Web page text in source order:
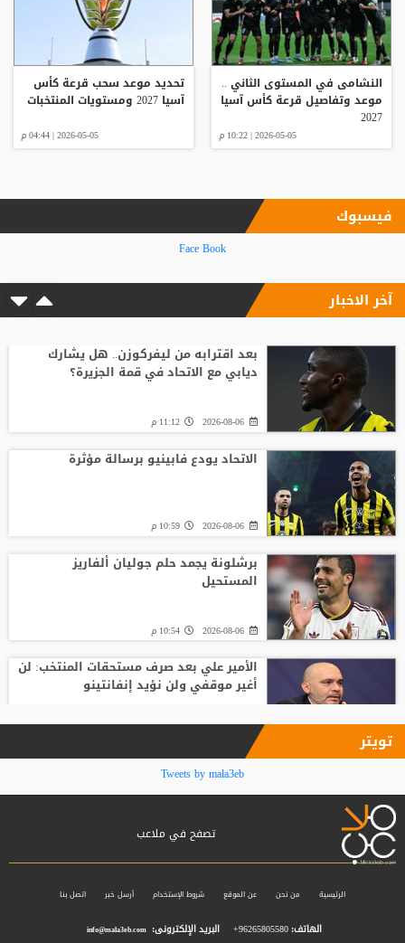
النشامى في المستوى الثاني ..
موعد وتفاصيل قرعة كأس آسيا
2027
2026-05-05 | 10:22 م
تحديد موعد سحب قرعة كأس
آسيا 2027 ومستويات المنتخبات
2026-05-05 | 04:44 م
فيسبوك
Face Book
آخر الاخبار
بعد اقترابه من ليفركوزن.. هل يشارك
ديابي مع الاتحاد في قمة الجزيرة؟
2026-08-06 11:12 م
الاتحاد يودع فابينيو برسالة مؤثرة
2026-08-06 10:59 م
برشلونة يجمد حلم جوليان ألفاريز
المستحيل
2026-08-06 10:54 م
الأمير علي بعد صرف مستحقات المنتخب: لن
أغير موقفي ولن نؤيد إنفانتينو
فينيسيوس جونيور يمدد عقده مع ريال
مدريد حتى 2032
2026-08-06 09:32 م
يخوض أول مران مع طرابزون سبور
تويتر
Tweets by mala3eb
تصفح في ملاعب
الرئيسية من نحن عن الموقع شروط الإستخدام أرسل خبر اتصل بنا
الهاتف:96265805580+ البريد الإلكترونى: info@mala3eb.com